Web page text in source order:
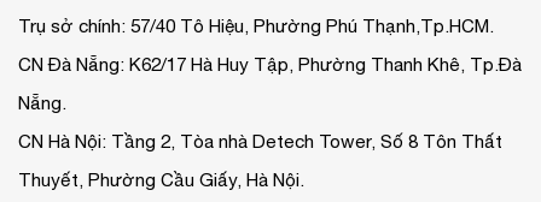
Trụ sở chính: 57/40 Tô Hiệu, Phường Phú Thạnh,Tp.HCM.
CN Đà Nẵng: K62/17 Hà Huy Tập, Phường Thanh Khê, Tp.Đà
Nẵng.
CN Hà Nội: Tầng 2, Tòa nhà Detech Tower, Số 8 Tôn Thất
Thuyết, Phường Cầu Giấy, Hà Nội.